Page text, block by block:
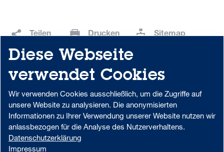
Teilen Drucken Sitemap
Download Center Portal-Login
Datenschutzhinweise zur Verwendung von MS Teams in der Aareal
Bank
Beschwerdemanagement
Code of Conduct
AML/U.S. Patriot Act
Datenschutz
Diese Webseite
verwendet Cookies
Wir verwenden Cookies ausschließlich, um die Zugriffe auf
unsere Website zu analysieren. Die anonymisierten
Informationen zu Ihrer Verwendung unserer Website nutzen wir
anlassbezogen für die Analyse des Nutzerverhaltens.
Datenschutzerklärung
Impressum